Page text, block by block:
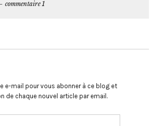
commentaire 1
e-mail pour vous abonner à ce blog et
de chaque nouvel article par email.